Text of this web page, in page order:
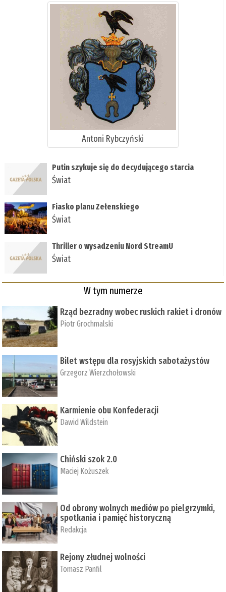
Antoni Rybczyński
Putin szykuje się do decydującego starcia
Świat
Fiasko planu Zełenskiego
Świat
Thriller o wysadzeniu Nord StreamU
Świat
W tym numerze
Rząd bezradny wobec ruskich rakiet i dronów
Piotr Grochmalski
Bilet wstępu dla rosyjskich sabotażystów
Grzegorz Wierzchołowski
Karmienie obu Konfederacji
Dawid Wildstein
Chiński szok 2.0
Maciej Kożuszek
Od obrony wolnych mediów po pielgrzymki,
spotkania i pamięć historyczną
Redakcja
Rejony złudnej wolności
Tomasz Panfil